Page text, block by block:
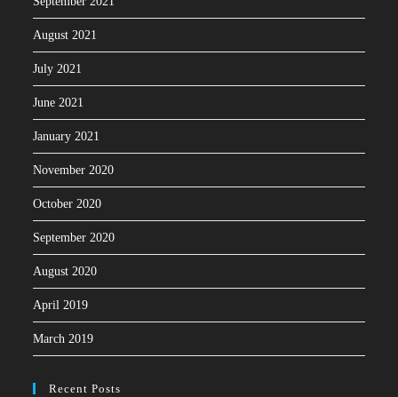
August 2021
July 2021
June 2021
January 2021
November 2020
October 2020
September 2020
August 2020
April 2019
March 2019
Recent Posts